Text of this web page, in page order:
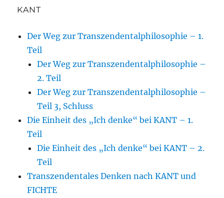
KANT
Der Weg zur Transzendentalphilosophie – 1.
Teil
Der Weg zur Transzendentalphilosophie –
2. Teil
Der Weg zur Transzendentalphilosophie –
Teil 3, Schluss
Die Einheit des „Ich denke“ bei KANT – 1.
Teil
Die Einheit des „Ich denke“ bei KANT – 2.
Teil
Transzendentales Denken nach KANT und
FICHTE